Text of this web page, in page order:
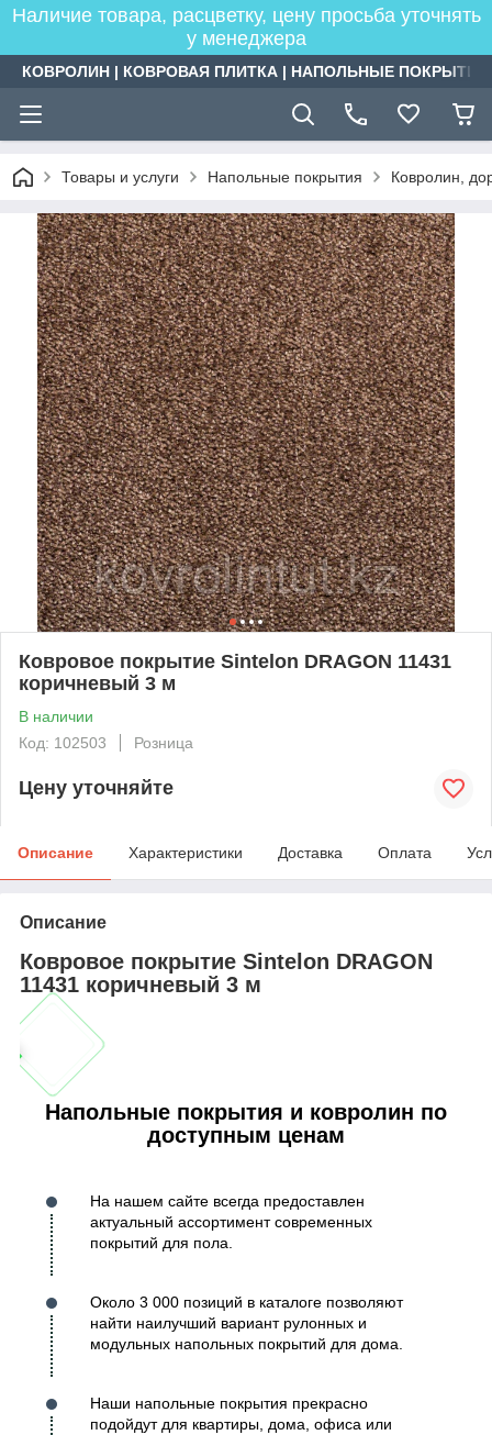
Наличие товара, расцветку, цену просьба уточнять
у менеджера
КОВРОЛИН | КОВРОВАЯ ПЛИТКА | НАПОЛЬНЫЕ
Товары и услуги Напольные покрытия Ковролин,
Ковровое покрытие Sintelon DRAGON 11431
коричневый 3 м
В наличии
Код: 102503
Розница
Цену уточняйте
Описание Характеристики Доставка Оплата
Описание
Ковровое покрытие Sintelon DRAGON
11431 коричневый 3 м
Напольные покрытия и ковролин по
доступным ценам
На нашем сайте всегда предоставлен
актуальный ассортимент современных
покрытий для пола.
Около 3 000 позиций в каталоге позволяют
найти наилучший вариант рулонных и
модульных напольных покрытий для дома.
Наши напольные покрытия прекрасно
подойдут для квартиры, дома, офиса или